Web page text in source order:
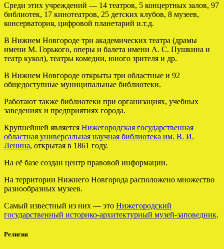
Среди этих учреждений — 14 театров, 5 концертных залов, 97
библиотек, 17 кинотеатров, 25 детских клубов, 8 музеев,
консерватория, цифровой планетарий и.т.д.
В Нижнем Новгороде три академических театра (драмы
имени М. Горького, оперы и балета имени А. С. Пушкина и
театр кукол), театры комедии, юного зрителя и др.
В Нижнем Новгороде открыты три областные и 92
общедоступные муниципальные библиотеки.
Работают также библиотеки при организациях, учебных
заведениях и предприятиях города.
Крупнейшей является Нижегородская государственная
областная универсальная научная библиотека им. В. И.
Ленина, открытая в 1861 году.
На её базе создан центр правовой информации.
На территории Нижнего Новгорода расположено множество
разнообразных музеев.
Самый известный из них — это Нижегородский
государственный историко-архитектурный музей-заповедник.
Религия